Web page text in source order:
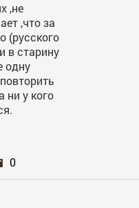
,не
,что за
(русского
в старину
одну
ни у кого
0